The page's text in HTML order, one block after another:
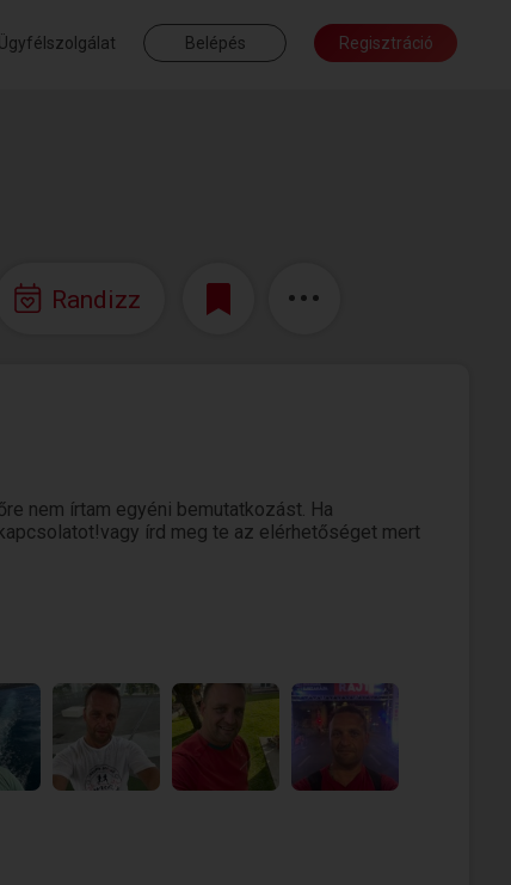
Ügyfélszolgálat Belépés Regisztráció
Randizz
nem írtam egyéni bemutatkozást. Ha
írd meg te az elérhetőséget mert